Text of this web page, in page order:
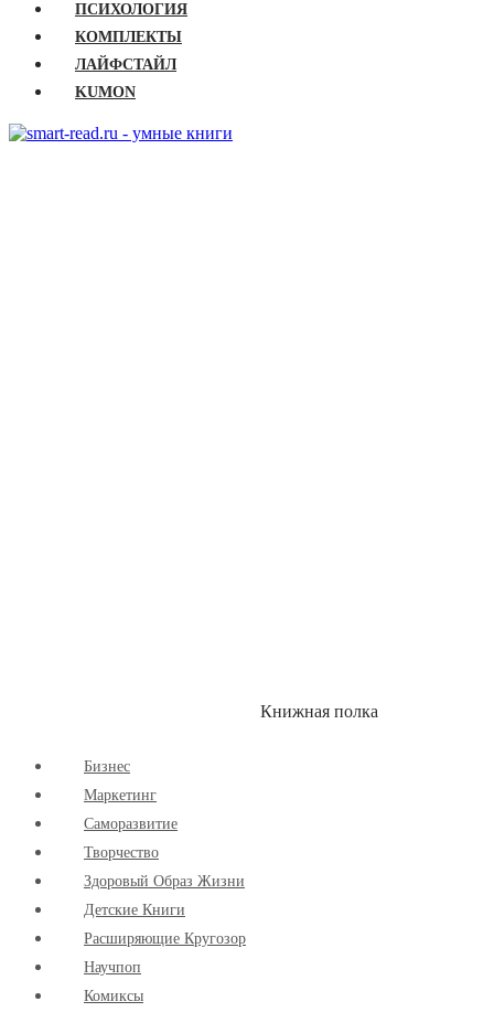
ПСИХОЛОГИЯ
КОМПЛЕКТЫ
ЛАЙФСТАЙЛ
KUMON
Книжная полка
Бизнес
Маркетинг
Cаморазвитие
Творчество
Здоровый Образ Жизни
Детские Книги
Расширяющие Кругозор
Научпоп
Комиксы